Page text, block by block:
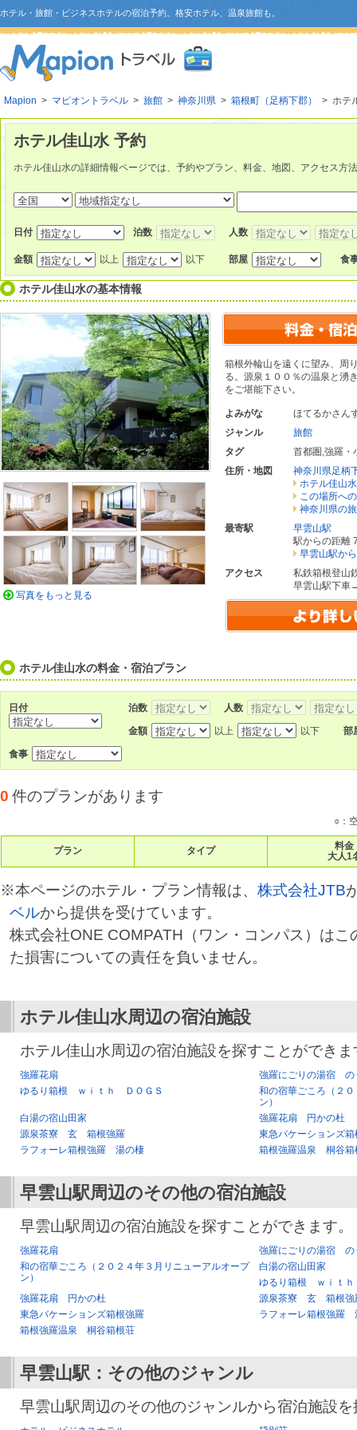
ホテル・旅館・ビジネスホテルの宿泊予約。格安ホテル、温泉旅館も。
Mapion > マピオントラベル > 旅館 > 神奈川県 > 箱根町（足柄下郡） > ホテ
ホテル佳山水 予約
ホテル佳山水の詳細情報ページでは、予約やプラン、料金、地図、アクセス方
日付 泊数 人数
金額 以上 以下 部屋 食
ホテル佳山水の基本情報
箱根外輪山を遠くに望み、周
る。源泉１００％の温泉と湧
をご堪能下さい。
よみがな
ほてるかさん
ジャンル
旅館
タグ
首都圏 ,強羅・
住所・地図
神奈川県足柄
ホテル佳山
この場所へ
神奈川県の
最寄駅
早雲山駅
駅からの距離
早雲山駅か
アクセス
私鉄箱根登山
早雲山駅下車
写真をもっと見る
ホテル佳山水の料金・宿泊プラン
日付 泊数 人数
金額 以上 以下 部
食事
0 件のプランがあります
○：
プラン タイプ
料金
大人1
※本ページのホテル・プラン情報は、 株式会社JTB
ベルから提供を受けています。
株式会社ONE COMPATH（ワン・コンパス）はこ
た損害についての責任を負いません。
ホテル佳山水周辺の宿泊施設
ホテル佳山水周辺の宿泊施設を探すことができま
強羅花扇
強羅にごりの湯宿 の
ゆるり箱根 ｗｉｔｈ ＤＯＧＳ
和の宿華ごころ（２
ン）
白湯の宿山田家
強羅花扇 円かの杜
源泉茶寮 玄 箱根強羅
東急バケーションズ箱
ラフォーレ箱根強羅 湯の棲
箱根強羅温泉 桐谷箱
早雲山駅周辺のその他の宿泊施設
早雲山駅周辺の宿泊施設を探すことができます。
強羅花扇
強羅にごりの湯宿 の
和の宿華ごころ（２０２４年３月リニューアルオープ
ン）
白湯の宿山田家
ゆるり箱根 ｗｉｔ
強羅花扇 円かの杜
源泉茶寮 玄 箱根強
東急バケーションズ箱根強羅
ラフォーレ箱根強羅
箱根強羅温泉 桐谷箱根荘
早雲山駅 ：その他のジャンル
早雲山駅周辺のその他のジャンルから宿泊施設